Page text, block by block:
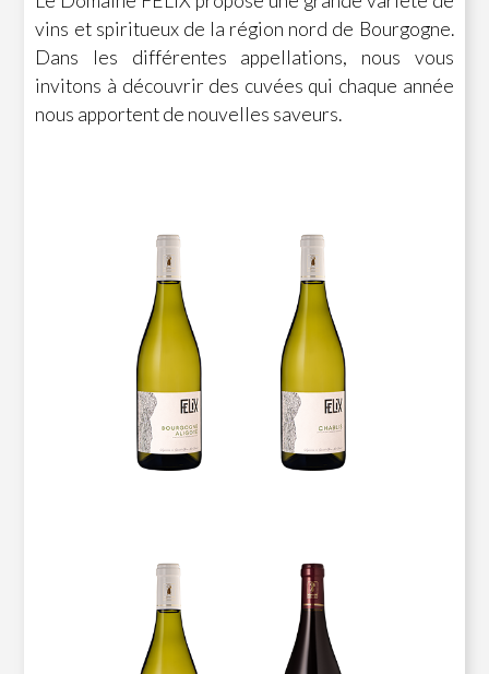
vins et spiritueux de la région nord de Bourgogne.
Dans les différentes appellations, nous vous
invitons à découvrir des cuvées qui chaque année
nous apportent de nouvelles saveurs.